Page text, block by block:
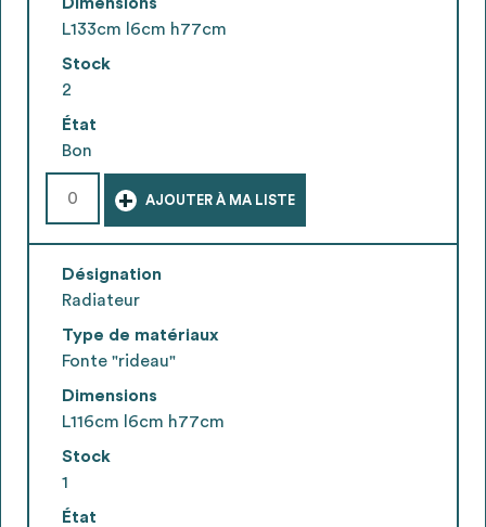
L133cm l6cm h77cm
Stock
2
État
Bon
+ AJOUTER À MA LISTE
Désignation
Radiateur
Type de matériaux
Fonte "rideau"
Dimensions
L116cm l6cm h77cm
Stock
1
État